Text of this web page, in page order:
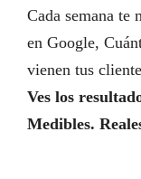
Cada semana te
en Google,
vienen tus
Ves los
Medibles.